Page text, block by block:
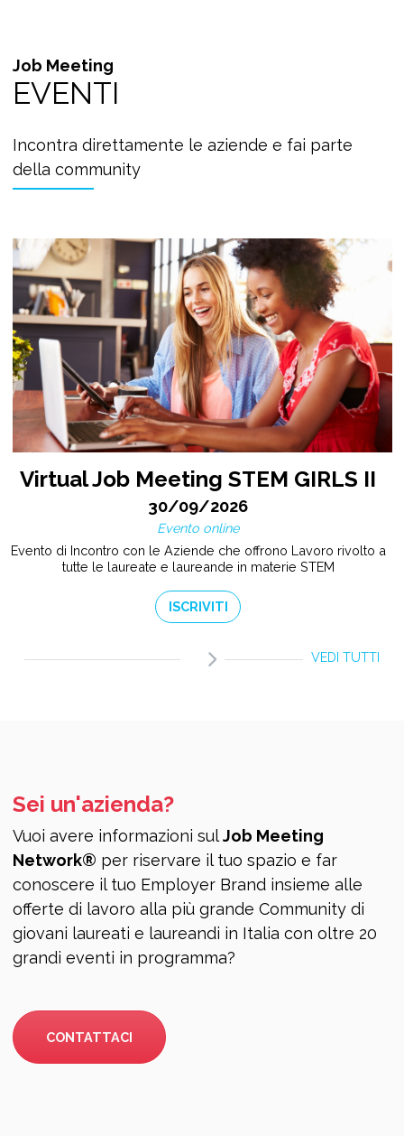
Job Meeting
EVENTI
Incontra direttamente le aziende e fai parte
della community
Virtual Job Meeting STEM GIRLS II
30/09/2026
Evento online
Evento di Incontro con le Aziende che offrono Lavoro rivolto a
tutte le laureate e laureande in materie STEM
ISCRIVITI
VEDI TUTTI
Sei un'azienda?
Vuoi avere informazioni sulJob Meeting
Network® per riservare il tuo spazio e far
conoscere il tuo Employer Brand insieme alle
offerte di lavoro alla più grande Community di
giovani laureati e laureandi in Italia con oltre 20
grandi eventi in programma?
CONTATTACI